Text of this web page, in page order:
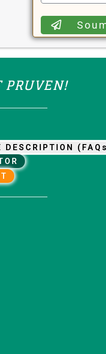
PRUVEN!
DESCRIPTION